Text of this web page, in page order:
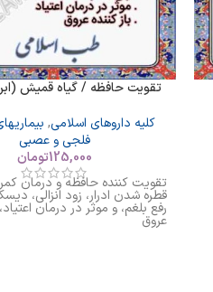
تقویت حافظه / گیاه قمیش
کلیه داروهای اسلامی,
فلجی و عصبی
125,000تومان
تقویت کننده حافظه و درمان
قطره شدن ادرار، زود انزالی،
رفع بلغم، و موثر در درمان
عروق